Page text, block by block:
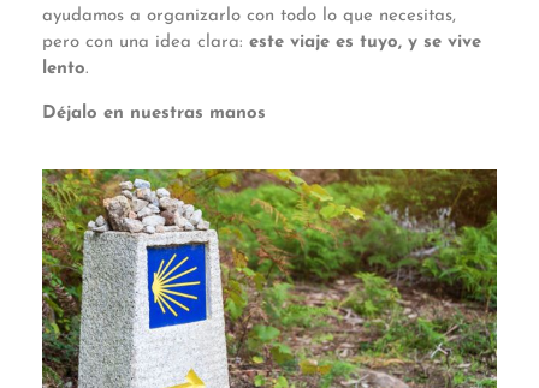
ayudamos a organizarlo con todo lo que necesitas,
pero con una idea clara: este viaje es tuyo, y se vive
lento.
Déjalo en nuestras manos